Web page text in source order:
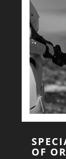
OF